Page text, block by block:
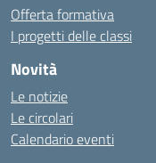
Offerta formativa
I progetti delle classi
Novità
Le notizie
Le circolari
Calendario eventi